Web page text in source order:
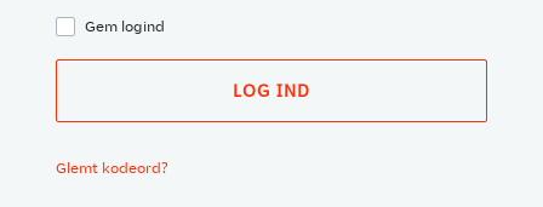
Gem logind
LOG IND
Glemt kodeord?